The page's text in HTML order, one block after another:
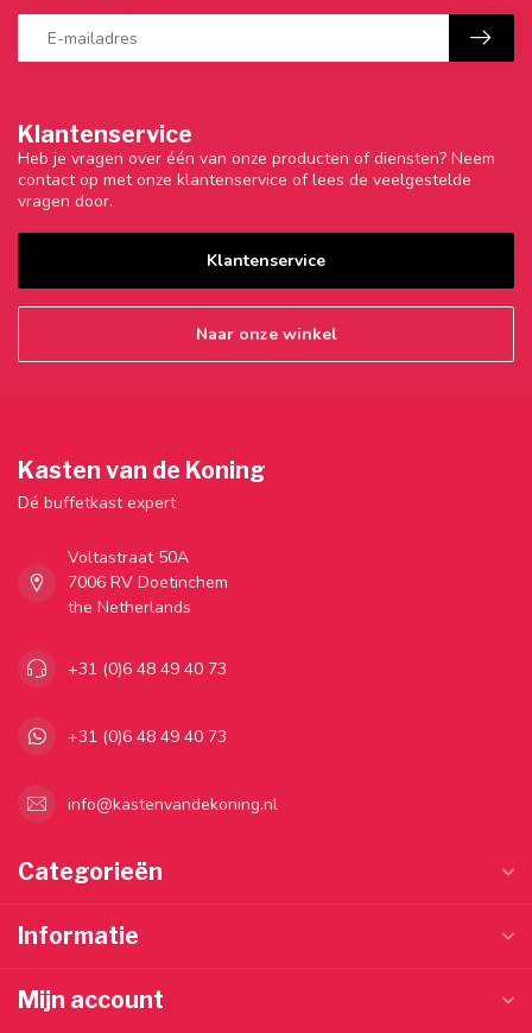
Klantenservice
Heb je vragen over één van onze producten of diensten? Neem
contact op met onze klantenservice of lees de veelgestelde
vragen door.
Klantenservice
Naar onze winkel
Kasten van de Koning
Dé buffetkast expert
Voltastraat 50A
7006 RV Doetinchem
the Netherlands
+31 (0)6 48 49 40 73
+31 (0)6 48 49 40 73
info@kastenvandekoning.nl
Categorieën
Informatie
Mijn account